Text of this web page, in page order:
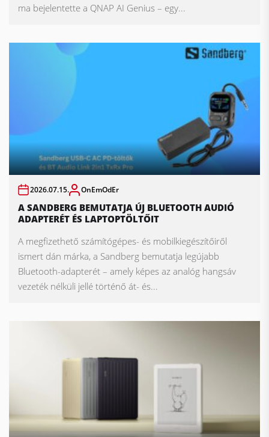
ma bejelentette a QNAP AI Genius – egy...
2026.07.15. OnEmOdEr
A SANDBERG BEMUTATJA ÚJ BLUETOOTH AUDIÓ
ADAPTERÉT ÉS LAPTOPTÖLTŐIT
A megfizethető számítógépes- és mobilkiegészítőiről
ismert dán márka, a Sandberg bemutatja legújabb
Bluetooth-adapterét – amely képes az analóg hangsáv
vezeték nélküli jellé történő át- és...